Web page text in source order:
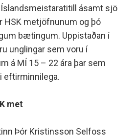
Íslandsmeistaratitill ásamt sjö
HSK metjöfnunum og þó
bætingum. Uppistaðan í
unglingar sem voru í
á MÍ 15 – 22 ára þar sem
eftirminnilega.
met
Þór Kristinsson Selfoss